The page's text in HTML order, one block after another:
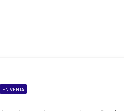
EN VENTA